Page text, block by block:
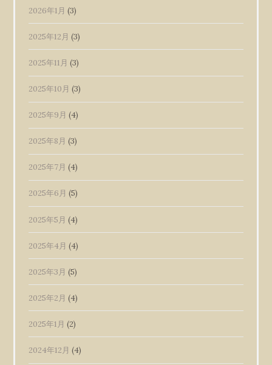
2026年1月 (3)
2025年12月 (3)
2025年11月 (3)
2025年10月 (3)
2025年9月 (4)
2025年8月 (3)
2025年7月 (4)
2025年6月 (5)
2025年5月 (4)
2025年4月 (4)
2025年3月 (5)
2025年2月 (4)
2025年1月 (2)
2024年12月 (4)